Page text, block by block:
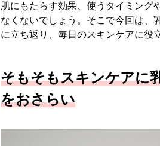
肌にもたらす効果、使うタイミング
なくないでしょう。そこで今回は、
に立ち返り、毎日のスキンケアに役
そもそもスキンケアに
をおさらい